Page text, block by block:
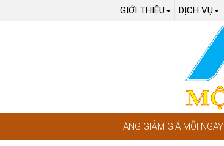
GIỚI THIỆU DỊCH VỤ
HÀNG GIẢM GIÁ MỖI NGÀY